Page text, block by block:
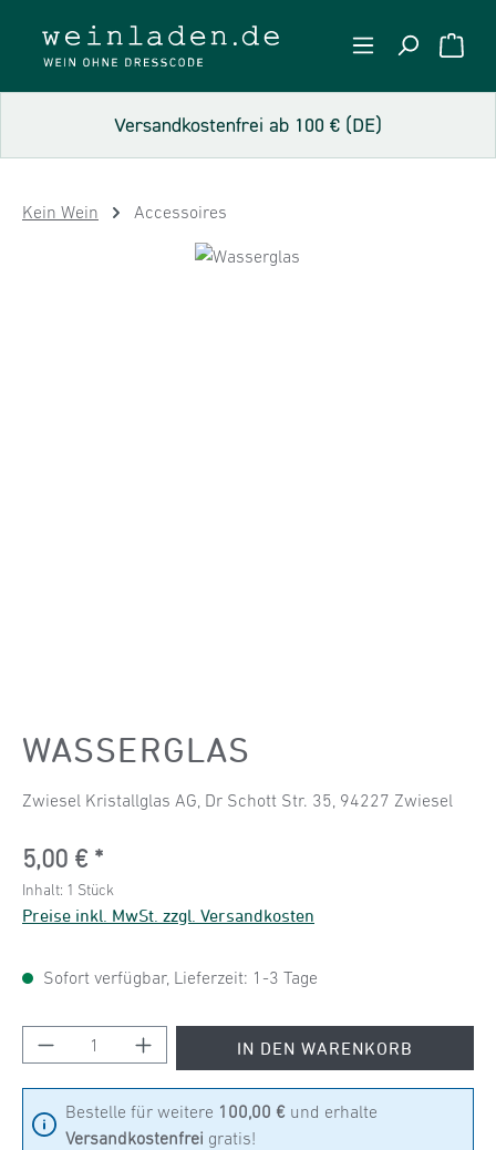
Zum Hauptinhalt springen
Versandkostenfrei ab 100 € (DE)
Kein Wein Accessoires
Bildergalerie überspringen
WASSERGLAS
Zwiesel Kristallglas AG, Dr Schott Str. 35, 94227 Zwiesel
Regulärer Preis:
5,00 €
Inhalt: 1 Stück
Preise inkl. MwSt. zzgl. Versandkosten
Sofort verfügbar, Lieferzeit: 1-3 Tage
Produkt Anzahl: Gib den gewünschten Wert
IN DEN WARENKORB
Bestelle für weitere 100,00 € und erhalte
Versandkostenfrei gratis!